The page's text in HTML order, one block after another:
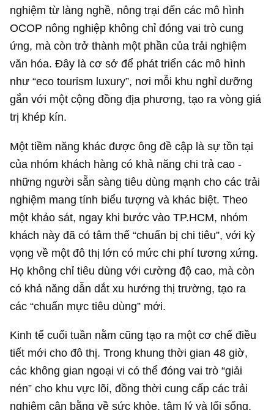
nghiệm từ làng nghề, nông trại đến các mô hình
OCOP nông nghiệp không chỉ đóng vai trò cung
ứng, mà còn trở thành một phần của trải nghiệm
văn hóa. Đây là cơ sở để phát triển các mô hình
như “eco tourism luxury”, nơi mỗi khu nghỉ dưỡng
gắn với một cộng đồng địa phương, tạo ra vòng giá
trị khép kín.
Một tiềm năng khác được ông đề cập là sự tồn tại
của nhóm khách hàng có khả năng chi trả cao -
những người sẵn sàng tiêu dùng mạnh cho các trải
nghiệm mang tính biểu tượng và khác biệt. Theo
một khảo sát, ngay khi bước vào TP.HCM, nhóm
khách này đã có tâm thế “chuẩn bị chi tiêu”, với kỳ
vọng về một đô thị lớn có mức chi phí tương xứng.
Họ không chỉ tiêu dùng với cường độ cao, mà còn
có khả năng dẫn dắt xu hướng thị trường, tạo ra
các “chuẩn mực tiêu dùng” mới.
Kinh tế cuối tuần nằm cũng tạo ra một cơ chế điều
tiết mới cho đô thị. Trong khung thời gian 48 giờ,
các không gian ngoại vi có thể đóng vai trò “giải
nén” cho khu vực lõi, đồng thời cung cấp các trải
nghiệm cân bằng về sức khỏe, tâm lý và lối sống.